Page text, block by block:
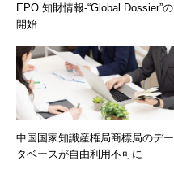
EPO 知財情報-“Global Dossier”の
開始
中国国家知識産権局商標局のデー
タベースが自由利用不可に